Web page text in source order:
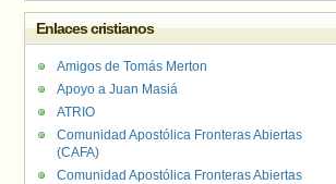
Enlaces cristianos
Amigos de Tomás Merton
Apoyo a Juan Masiá
ATRIO
Comunidad Apostólica Fronteras Abiertas
(CAFA)
Comunidad Apostólica Fronteras Abiertas